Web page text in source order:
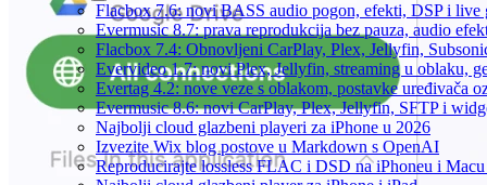
Flacbox 7.6: novi BASS audio pogon, efekti, DSP i live
Evermusic 8.7: prava reprodukcija bez pauza, audio
Flacbox 7.4: Obnovljeni CarPlay, Plex, Jellyfin,
Evervideo 1.7: novi Plex, Jellyfin, streaming u oblaku,
Evertag 4.2: nove veze s oblakom, postavke uređivača
Evermusic 8.6: novi CarPlay, Plex, Jellyfin, SFTP i
Najbolji cloud glazbeni playeri za iPhone u 2026
Izvezite Wix blog postove u Markdown s OpenAI
Reproducirajte lossless FLAC i DSD na iPhoneu i